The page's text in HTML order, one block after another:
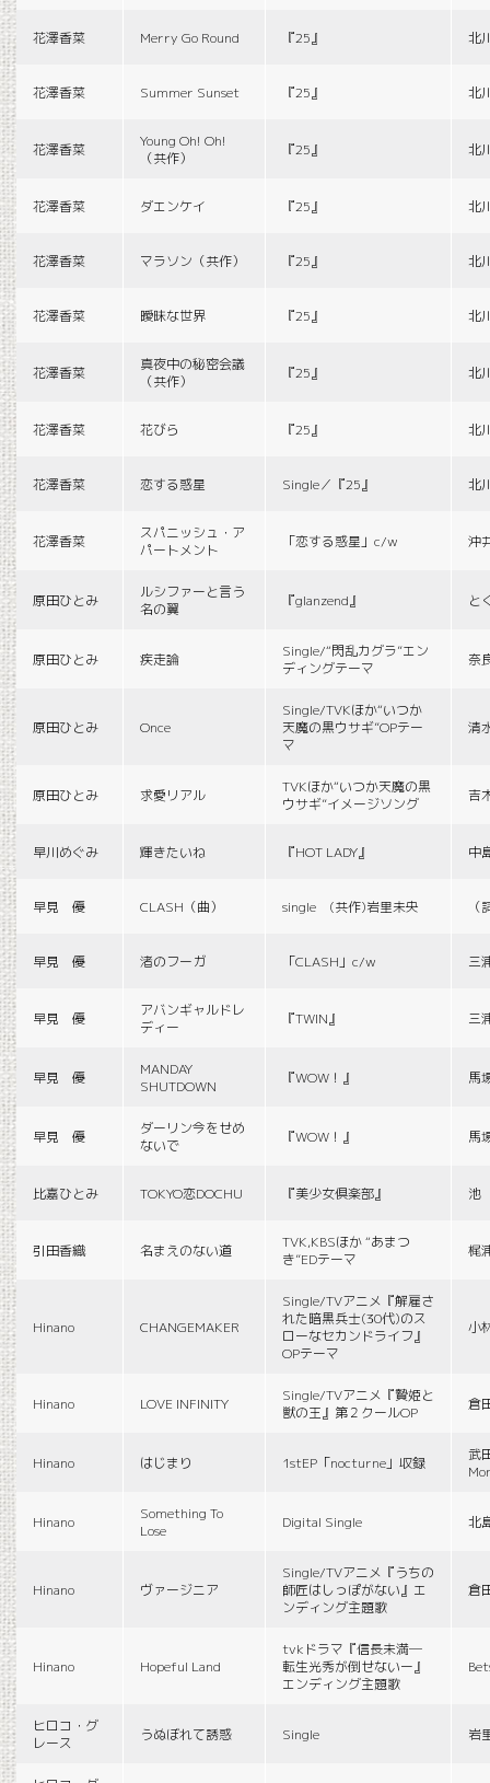
花澤香菜 Merry Go Round 『25』 北
花澤香菜 Summer Sunset 『25』 北
花澤香菜
Young Oh! Oh!
（共作）
『25』 北
花澤香菜 ダエンケイ 『25』 北
花澤香菜 マラソン（共作） 『25』 北
花澤香菜 曖昧な世界 『25』 北
花澤香菜
真夜中の秘密会議
（共作）
『25』 北
花澤香菜 花びら 『25』 北
花澤香菜 恋する惑星 Single／『25』 北
花澤香菜
スパニッシュ・ア
パートメント
「恋する惑星」c/w 沖
原田ひとみ
ルシファーと言う
名の翼
『glanzend』 と
原田ひとみ 疾走論
Single/“閃乱カグラ”エン
ディングテーマ
奈
原田ひとみ Once
Single/TVKほか“いつか
天魔の黒ウサギ”OPテー
マ
清
原田ひとみ 求愛リアル
TVKほか“いつか天魔の黒
ウサギ”イメージソング
吉
早川めぐみ 輝きたいね 『HOT LADY』 中
早見 優 CLASH（曲） single (共作)岩里未央
早見 優 渚のフーガ 「CLASH」c/w 三
早見 優
アバンギャルドレ
ディー
『TWIN』 三
早見 優
MANDAY
SHUTDOWN
『WOW！』 馬
早見 優
ダーリン今をせめ
ないで
『WOW！』 馬
比嘉ひとみ TOKYO恋DOCHU 『美少女倶楽部』 池
引田香織 名まえのない道
TVK,KBSほか “あまつ
き”EDテーマ
梶
Hinano CHANGEMAKER
Single/TVアニメ『解雇さ
れた暗黒兵士(30代)のス
ローなセカンドライフ』
OPテーマ
小
Hinano LOVE INFINITY
Single/TVアニメ『贄姫と
獣の王』第２クールOP
倉
Hinano はじまり 1stEP「nocturne」収録
武
Hinano
Something To
Lose
Digital Single 北
Hinano ヴァージニア
Single/TVアニメ『うちの
師匠はしっぽがない』エ
ンディング主題歌
倉
Hinano Hopeful Land
tvkドラマ『信長未満―
転生光秀が倒せないー』
エンディング主題歌
ヒロコ・グ
レース
うぬぼれて誘惑 Single 岩